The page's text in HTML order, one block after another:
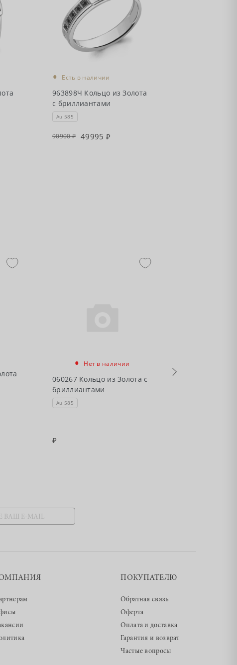
• Есть в наличии
963898Ч Кольцо из Золота
с бриллиантами
Au 585
90900 49995
• Нет в наличии
060267 Кольцо из Золота с
бриллиантами
Au 585
ПОКУПАТЕЛЮ
Обратная связь
Оферта
Оплата и доставка
Гарантия и возврат
Частые вопросы